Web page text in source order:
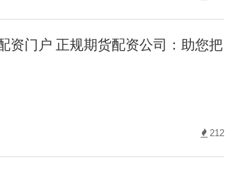
资门户 正规期货配资公司：助您把
212